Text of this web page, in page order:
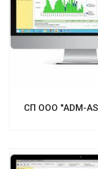
СП ООО "ADM-